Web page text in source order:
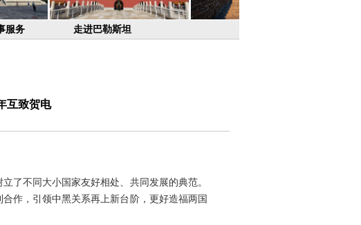
服务 走进巴勒斯坦
互致贺电
了不同大小国家友好相处、共同发展的典范。
作，引领中黑关系再上新台阶，更好造福两国